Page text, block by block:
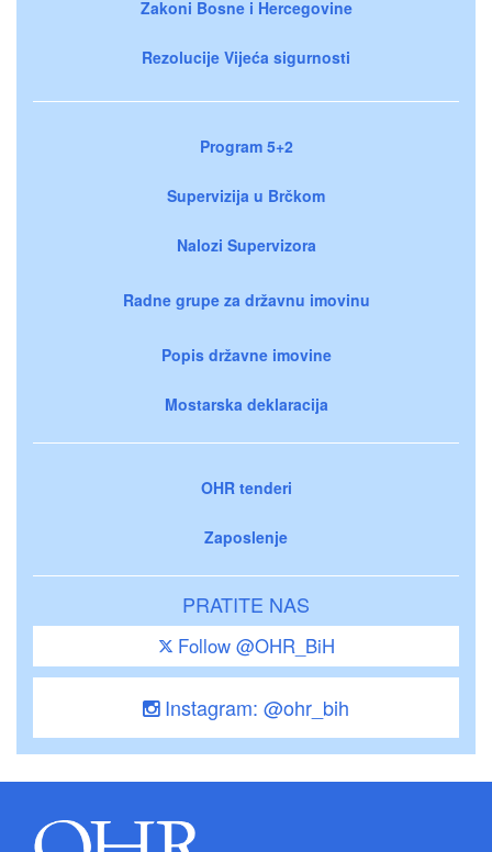
Zakoni Bosne i Hercegovine
Rezolucije Vijeća sigurnosti
Program 5+2
Supervizija u Brčkom
Nalozi Supervizora
Radne grupe za državnu imovinu
Popis državne imovine
Mostarska deklaracija
OHR tenderi
Zaposlenje
PRATITE NAS
Follow @OHR_BiH
Instagram: @ohr_bih